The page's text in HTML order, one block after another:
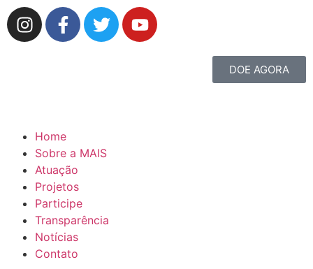
DOE AGORA
Home
Sobre a MAIS
Atuação
Projetos
Participe
Transparência
Notícias
Contato